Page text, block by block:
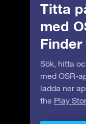
Titta
med
Finder
Sök, hitta
med OSR-
ladda ner
the Play